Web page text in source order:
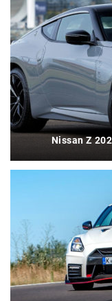
Nissan Z